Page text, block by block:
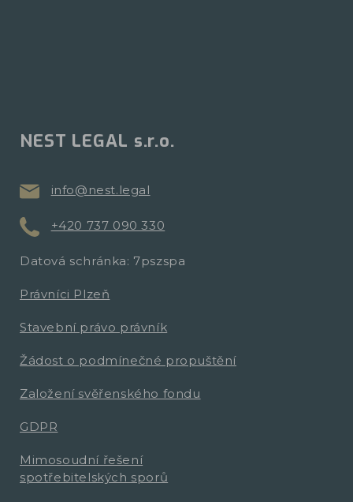
NEST LEGAL s.r.o.
info@nest.legal
+420 737 090 330
Datová schránka: 7pszspa
Právníci Plzeň
Stavební právo právník
Žádost o podmínečné propuštění
Založení svěřenského fondu
GDPR
Mimosoudní řešení
spotřebitelských sporů